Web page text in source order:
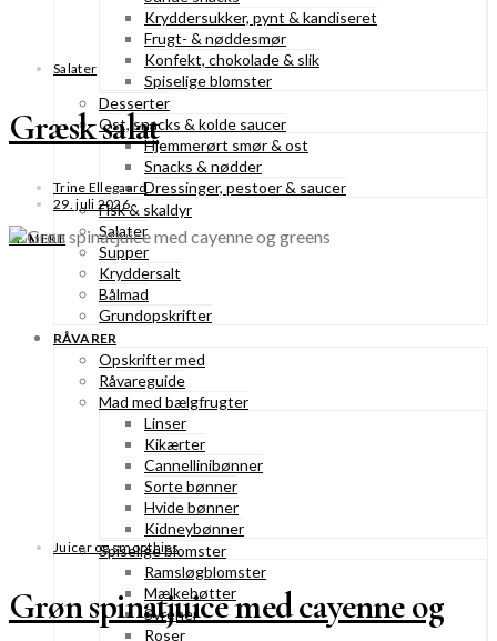
Kryddersukker, pynt & kandiseret
Frugt- & nøddesmør
Konfekt, chokolade & slik
Spiselige blomster
Desserter
Ost, snacks & kolde saucer
Hjemmerørt smør & ost
Snacks & nødder
Dressinger, pestoer & saucer
Fisk & skaldyr
Salater
Supper
Kryddersalt
Bålmad
Grundopskrifter
RÅVARER
Opskrifter med
Råvareguide
Mad med bælgfrugter
Linser
Kikærter
Cannellinibønner
Sorte bønner
Hvide bønner
Kidneybønner
Spiselige blomster
Ramsløgblomster
Mælkebøtter
Syrener
Roser
Salater
Græsk salat
Trine Ellegaard
29. juli 2026
SE MERE
Juicer og smoothies
Grøn spinatjuice med cayenne og